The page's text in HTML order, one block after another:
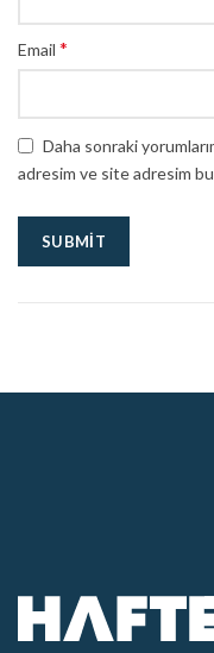
Email *
Daha sonraki
adresim ve site adresim